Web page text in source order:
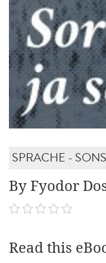
SPRACHE -
By Fyodor
Read this